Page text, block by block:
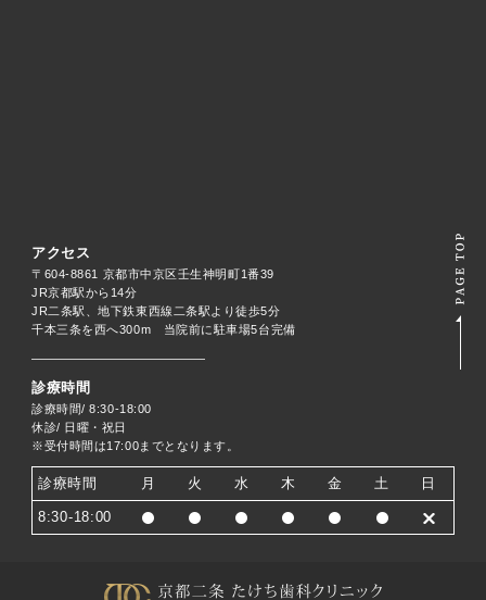
アクセス
〒604-8861 京都市中京区壬生神明町1番39
JR京都駅から14分
JR二条駅、地下鉄東西線二条駅より徒歩5分
千本三条を西へ300m 当院前に駐車場5台完備
診療時間
診療時間/ 8:30-18:00
休診/ 日曜・祝日
※受付時間は17:00までとなります。
診療時間 月 火 水 木 金 土 日
8:30-18:00